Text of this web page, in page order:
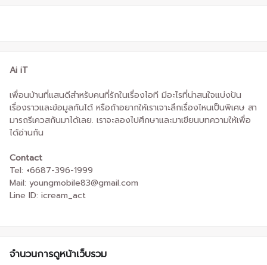
Ai iT
เพื่อนบ้านที่แสนดีสำหรับคนที่รักในเรื่องไอที มีอะไรที่น่าสนใจแบ่งปัน
เรื่องราวและข้อมูลกันได้ หรือถ้าอยากให้เราเจาะลึกเรื่องไหนเป็นพิเศษ สา
มารถรีเควสกันมาได้เลย. เราจะลองไปศึกษาและมาเขียนบทความให้เพื่อ
ได้อ่านกัน
Contact
Tel: +6687-396-1999
Mail: youngmobile83@gmail.com
Line ID: icream_act
จำนวนการดูหน้าเว็บรวม